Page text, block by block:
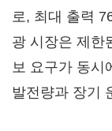
로, 최대 출력
광 시장은 제한
보 요구가 동시
발전량과 장기